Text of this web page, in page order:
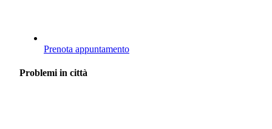
Prenota appuntamento
Problemi in città